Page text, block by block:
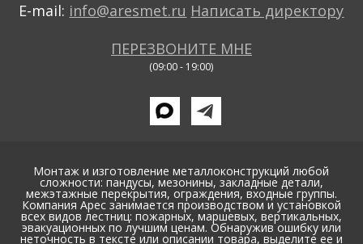
E-mail: info@aresmet.ru Написать директору
ПЕРЕЗВОНИТЕ МНЕ
(09:00 - 19:00)
Монтаж и изготовление металлоконструкций любой
сложности: пандусы, мезонины, закладные детали,
межэтажные перекрытия, ограждения, входные группы.
Компания Арес занимается производством и установкой
всех видов лестниц: пожарных, маршевых, вертикальных,
эвакуационных по лучшим ценам. Обнаружив ошибку или
неточность в тексте или описании товара, выделите ее и